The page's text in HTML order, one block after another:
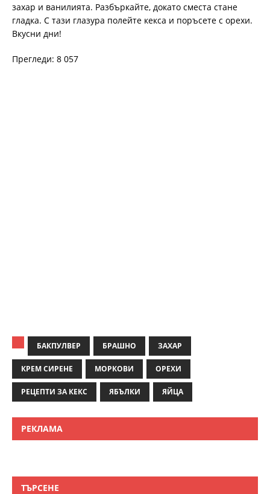
захар и ванилията. Разбъркайте, докато сместа стане
гладка. С тази глазура полейте кекса и поръсете с орехи.
Вкусни дни!
Прегледи: 8 057
БАКПУЛВЕР БРАШНО ЗАХАР
КРЕМ СИРЕНЕ МОРКОВИ ОРЕХИ
РЕЦЕПТИ ЗА КЕКС ЯБЪЛКИ ЯЙЦА
РЕКЛАМА
ТЪРСЕНЕ